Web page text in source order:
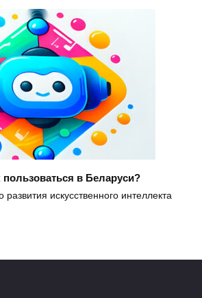
пользоваться в Беларуси?
развития искусственного интеллекта